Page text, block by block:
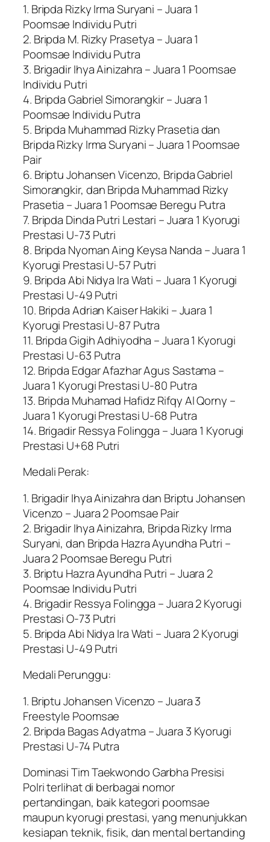
1. Bripda Rizky Irma Suryani – Juara 1
Poomsae Individu Putri
2. Bripda M. Rizky Prasetya – Juara 1
Poomsae Individu Putra
3. Brigadir Ihya Ainizahra – Juara 1 Poomsae
Individu Putri
4. Bripda Gabriel Simorangkir – Juara 1
Poomsae Individu Putra
5. Bripda Muhammad Rizky Prasetia dan
Bripda Rizky Irma Suryani – Juara 1 Poomsae
Pair
6. Briptu Johansen Vicenzo, Bripda Gabriel
Simorangkir, dan Bripda Muhammad Rizky
Prasetia – Juara 1 Poomsae Beregu Putra
7. Bripda Dinda Putri Lestari – Juara 1 Kyorugi
Prestasi U-73 Putri
8. Bripda Nyoman Aing Keysa Nanda – Juara 1
Kyorugi Prestasi U-57 Putri
9. Bripda Abi Nidya Ira Wati – Juara 1 Kyorugi
Prestasi U-49 Putri
10. Bripda Adrian Kaiser Hakiki – Juara 1
Kyorugi Prestasi U-87 Putra
11. Bripda Gigih Adhiyodha – Juara 1 Kyorugi
Prestasi U-63 Putra
12. Bripda Edgar Afazhar Agus Sastama –
Juara 1 Kyorugi Prestasi U-80 Putra
13. Bripda Muhamad Hafidz Rifqy Al Qorny –
Juara 1 Kyorugi Prestasi U-68 Putra
14. Brigadir Ressya Folingga – Juara 1 Kyorugi
Prestasi U+68 Putri
Medali Perak:
1. Brigadir Ihya Ainizahra dan Briptu Johansen
Vicenzo – Juara 2 Poomsae Pair
2. Brigadir Ihya Ainizahra, Bripda Rizky Irma
Suryani, dan Bripda Hazra Ayundha Putri –
Juara 2 Poomsae Beregu Putri
3. Briptu Hazra Ayundha Putri – Juara 2
Poomsae Individu Putri
4. Brigadir Ressya Folingga – Juara 2 Kyorugi
Prestasi O-73 Putri
5. Bripda Abi Nidya Ira Wati – Juara 2 Kyorugi
Prestasi U-49 Putri
Medali Perunggu:
1. Briptu Johansen Vicenzo – Juara 3
Freestyle Poomsae
2. Bripda Bagas Adyatma – Juara 3 Kyorugi
Prestasi U-74 Putra
Dominasi Tim Taekwondo Garbha Presisi
Polri terlihat di berbagai nomor
pertandingan, baik kategori poomsae
maupun kyorugi prestasi, yang menunjukkan
kesiapan teknik, fisik, dan mental bertanding